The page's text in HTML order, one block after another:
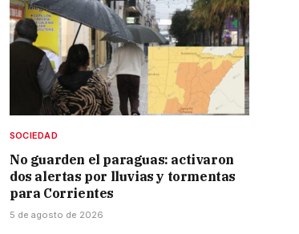
SOCIEDAD
No guarden el paraguas: activaron
dos alertas por lluvias y tormentas
para Corrientes
5 de agosto de 2026